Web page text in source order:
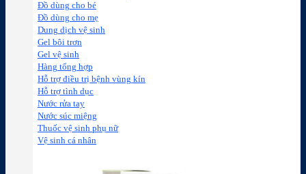
Đồ dùng cho bé
Đồ dùng cho mẹ
Dung dịch vệ sinh
Gel bôi trơn
Gel vệ sinh
Hàng tổng hợp
Hỗ trợ điều trị bệnh vùng kín
Hỗ trợ tình dục
Nước rửa tay
Nước súc miệng
Thuốc vệ sinh phụ nữ
Vệ sinh cá nhân